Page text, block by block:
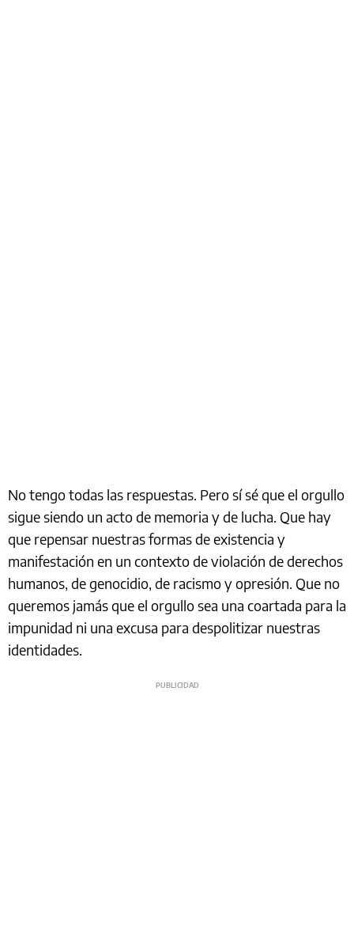
No tengo todas las respuestas. Pero sí sé que el orgullo
sigue siendo un acto de memoria y de lucha. Que hay
que repensar nuestras formas de existencia y
manifestación en un contexto de violación de derechos
humanos, de genocidio, de racismo y opresión. Que no
queremos jamás que el orgullo sea una coartada para la
impunidad ni una excusa para despolitizar nuestras
identidades.